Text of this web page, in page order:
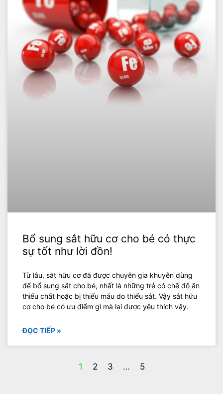
Bổ sung sắt hữu cơ cho bé có thực
sự tốt như lời đồn!
Từ lâu, sắt hữu cơ đã được chuyên gia khuyên dùng
để bổ sung sắt cho bé, nhất là những trẻ có chế độ ăn
thiếu chất hoặc bị thiếu máu do thiếu sắt. Vậy sắt hữu
cơ cho bé có ưu điểm gì mà lại được yêu thích vậy.
ĐỌC TIẾP »
1 2 3 … 5